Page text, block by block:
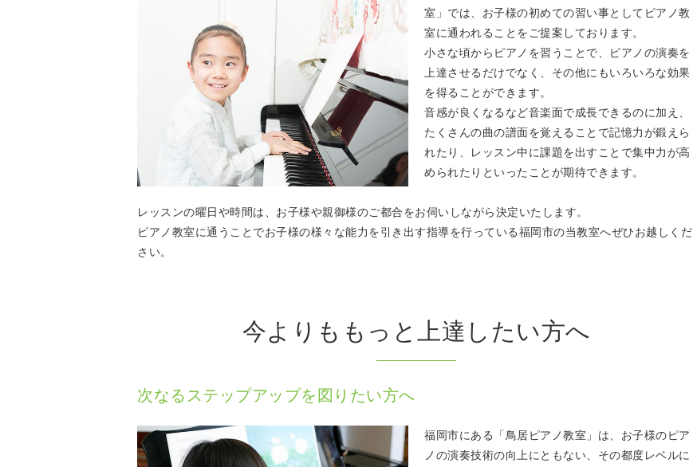
室」では、お子様の初めての習い事としてピアノ教
室に通われることをご提案しております。
小さな頃からピアノを習うことで、ピアノの演奏を
上達させるだけでなく、その他にもいろいろな効果
を得ることができます。
音感が良くなるなど音楽面で成長できるのに加え、
たくさんの曲の譜面を覚えることで記憶力が鍛えら
れたり、レッスン中に課題を出すことで集中力が高
められたりといったことが期待できます。
レッスンの曜日や時間は、お子様や親御様のご都合をお伺いしながら決定いたします。
ピアノ教室に通うことでお子様の様々な能力を引き出す指導を行っている福岡市の当教室へぜひお越しくだ
さい。
今よりももっと上達したい方へ
次なるステップアップを図りたい方へ
福岡市にある「鳥居ピアノ教室」は、お子様のピア
ノの演奏技術の向上にともない、その都度レベルに